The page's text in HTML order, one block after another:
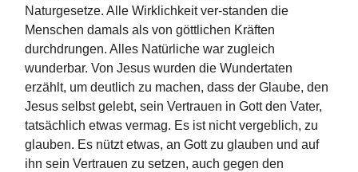
Naturgesetze. Alle Wirklichkeit ver-standen die
Menschen damals als von göttlichen Kräften
durchdrungen. Alles Natürliche war zugleich
wunderbar. Von Jesus wurden die Wundertaten
erzählt, um deutlich zu machen, dass der Glaube, den
Jesus selbst gelebt, sein Vertrauen in Gott den Vater,
tatsächlich etwas vermag. Es ist nicht vergeblich, zu
glauben. Es nützt etwas, an Gott zu glauben und auf
ihn sein Vertrauen zu setzen, auch gegen den